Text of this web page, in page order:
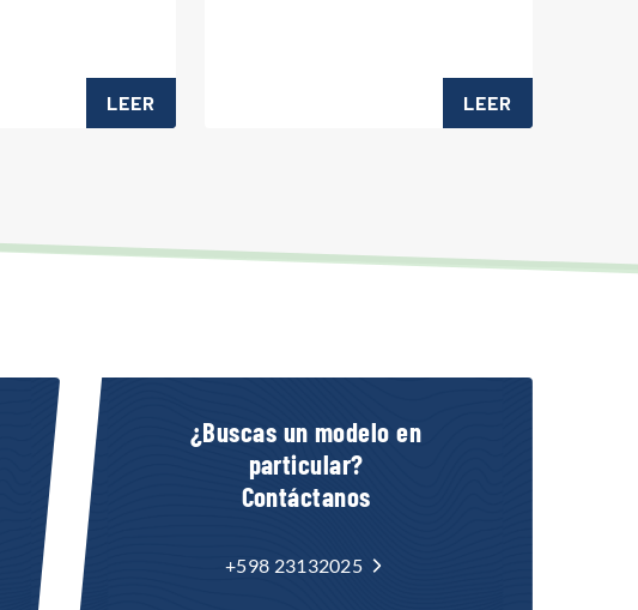
LEER LEER
¿Buscas un modelo en
particular?
Contáctanos
+598 23132025